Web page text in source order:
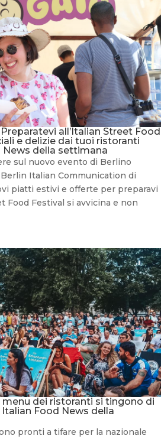
all’Italian Street Food
e delizie dai tuoi ristoranti
News della settimana
sul nuovo evento di Berlino
Italian Communication di
piatti estivi e offerte per preparavi
Food Festival si avvicina e non
menu dei ristoranti si tingono di
Food News della
pronti a tifare per la nazionale